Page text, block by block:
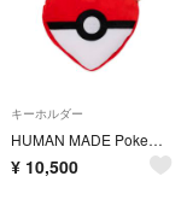
キーホルダー
HUMAN MADE Pokemon Heart Stuffed
¥ 10,500